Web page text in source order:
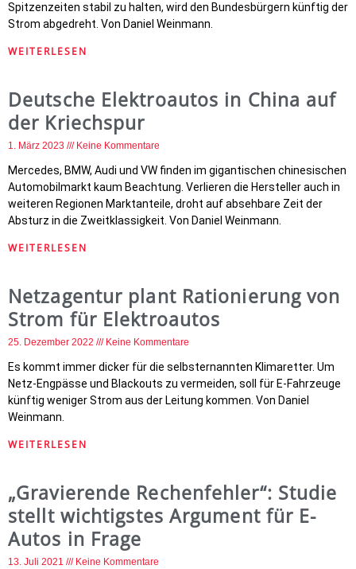
Spitzenzeiten stabil zu halten, wird den Bundesbürgern künftig der
Strom abgedreht. Von Daniel Weinmann.
WEITERLESEN
Deutsche Elektroautos in China auf
der Kriechspur
1. März 2023 Keine Kommentare
Mercedes, BMW, Audi und VW finden im gigantischen chinesischen
Automobilmarkt kaum Beachtung. Verlieren die Hersteller auch in
weiteren Regionen Marktanteile, droht auf absehbare Zeit der
Absturz in die Zweitklassigkeit. Von Daniel Weinmann.
WEITERLESEN
Netzagentur plant Rationierung von
Strom für Elektroautos
25. Dezember 2022 Keine Kommentare
Es kommt immer dicker für die selbsternannten Klimaretter. Um
Netz-Engpässe und Blackouts zu vermeiden, soll für E-Fahrzeuge
künftig weniger Strom aus der Leitung kommen. Von Daniel
Weinmann.
WEITERLESEN
„Gravierende Rechenfehler“: Studie
stellt wichtigstes Argument für E-
Autos in Frage
13. Juli 2021 Keine Kommentare